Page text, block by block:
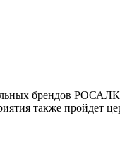
брендов
также пройдет